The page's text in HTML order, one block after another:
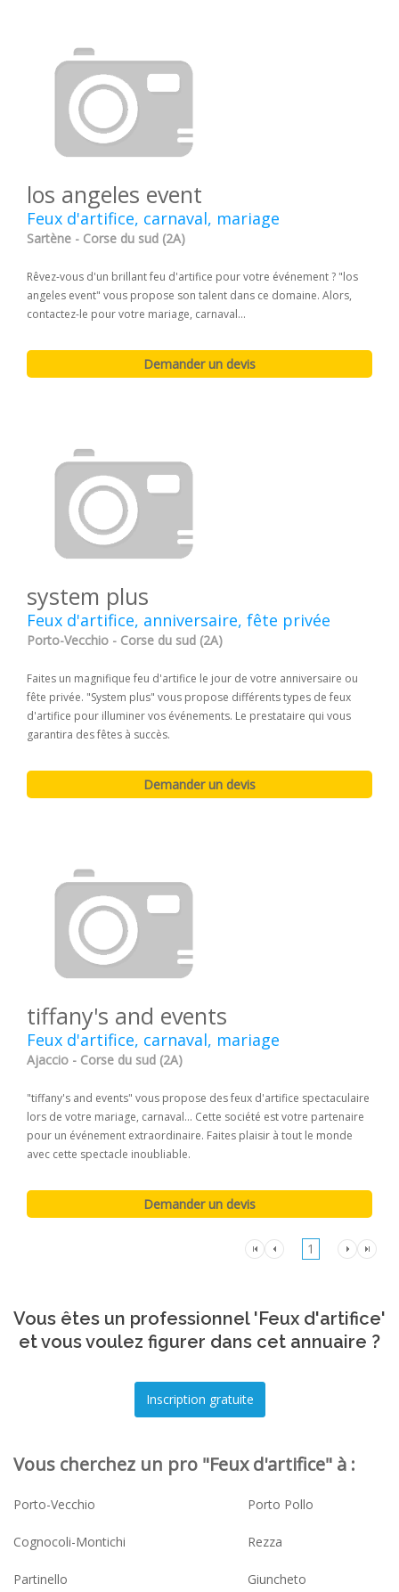
los angeles event
Feux d'artifice, carnaval, mariage
Sartène - Corse du sud (2A)
Rêvez-vous d'un brillant feu d'artifice pour votre événement ? "los
angeles event" vous propose son talent dans ce domaine. Alors,
contactez-le pour votre mariage, carnaval...
system plus
Feux d'artifice, anniversaire, fête privée
Porto-Vecchio - Corse du sud (2A)
Faites un magnifique feu d'artifice le jour de votre anniversaire ou
fête privée. "System plus" vous propose différents types de feux
d'artifice pour illuminer vos événements. Le prestataire qui vous
garantira des fêtes à succès.
tiffany's and events
Feux d'artifice, carnaval, mariage
Ajaccio - Corse du sud (2A)
"tiffany's and events" vous propose des feux d'artifice spectaculaire
lors de votre mariage, carnaval... Cette société est votre partenaire
pour un événement extraordinaire. Faites plaisir à tout le monde
avec cette spectacle inoubliable.
1
Vous êtes un professionnel 'Feux d'artifice'
et vous voulez figurer dans cet annuaire ?
Vous cherchez un pro "Feux d'artifice" à :
Porto-Vecchio Porto Pollo
Cognocoli-Montichi Rezza
Partinello Giuncheto